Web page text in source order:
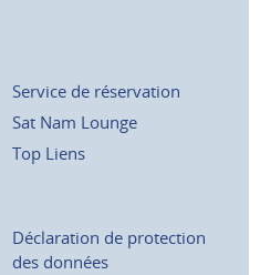
Service de réservation
Sat Nam Lounge
Top Liens
Déclaration de protection
des données